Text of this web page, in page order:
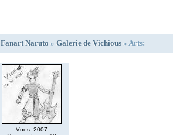
Fanart Naruto » Galerie de Vichious » Arts:
Vues: 2007